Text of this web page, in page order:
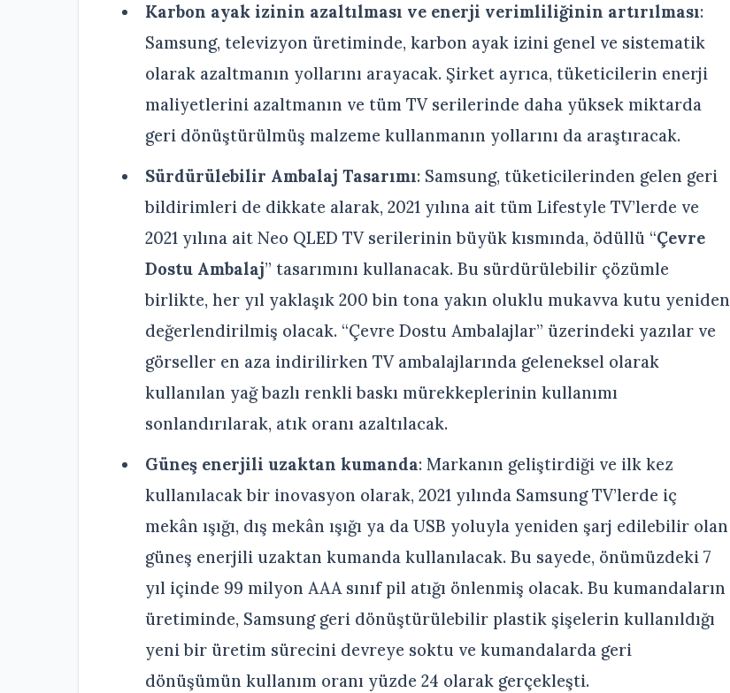
Karbon ayak izinin azaltılması ve enerji verimliliğinin artırılması:
Samsung, televizyon üretiminde, karbon ayak izini genel ve sistematik
olarak azaltmanın yollarını arayacak. Şirket ayrıca, tüketicilerin enerji
maliyetlerini azaltmanın ve tüm TV serilerinde daha yüksek miktarda
geri dönüştürülmüş malzeme kullanmanın yollarını da araştıracak.
Sürdürülebilir Ambalaj Tasarımı: Samsung, tüketicilerinden gelen geri
bildirimleri de dikkate alarak, 2021 yılına ait tüm Lifestyle TV’lerde ve
2021 yılına ait Neo QLED TV serilerinin büyük kısmında, ödüllü “Çevre
Dostu Ambalaj” tasarımını kullanacak. Bu sürdürülebilir çözümle
birlikte, her yıl yaklaşık 200 bin tona yakın oluklu mukavva kutu yeniden
değerlendirilmiş olacak. “Çevre Dostu Ambalajlar” üzerindeki yazılar ve
görseller en aza indirilirken TV ambalajlarında geleneksel olarak
kullanılan yağ bazlı renkli baskı mürekkeplerinin kullanımı
sonlandırılarak, atık oranı azaltılacak.
Güneş enerjili uzaktan kumanda: Markanın geliştirdiği ve ilk kez
kullanılacak bir inovasyon olarak, 2021 yılında Samsung TV’lerde iç
mekân ışığı, dış mekân ışığı ya da USB yoluyla yeniden şarj edilebilir olan
güneş enerjili uzaktan kumanda kullanılacak. Bu sayede, önümüzdeki 7
yıl içinde 99 milyon AAA sınıf pil atığı önlenmiş olacak. Bu kumandaların
üretiminde, Samsung geri dönüştürülebilir plastik şişelerin kullanıldığı
yeni bir üretim sürecini devreye soktu ve kumandalarda geri
dönüşümün kullanım oranı yüzde 24 olarak gerçekleşti.